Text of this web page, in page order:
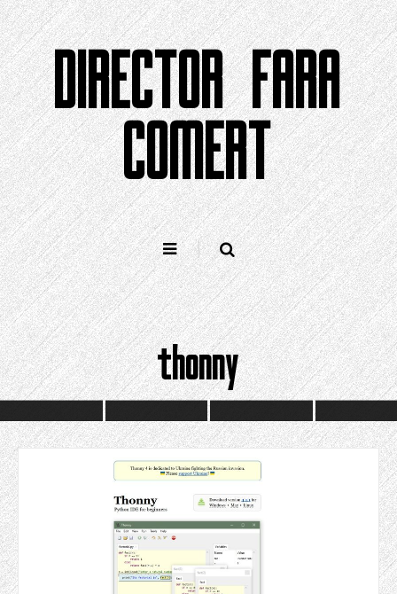
Sari
la
conținut
DIRECTOR FARA
COMERT
thonny